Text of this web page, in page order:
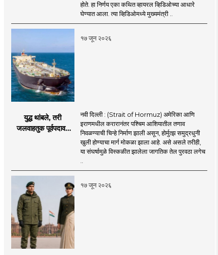
खळबळ
होते. हा निर्णय एका कथित व्हायरल व्हिडिओच्या आधारे
घेण्यात आला. त्या व्हिडिओमध्ये मुख्यमंत्री ..
१७ जून २०२६
युद्ध थांबले, तरी
जलवाहतुक पूर्वपदावर
चिंता.
नवी दिल्ली : (Strait of Hormuz) अमेरिका आणि
इराणमधील करारानंतर पश्चिम आशियातील तणाव
निवळण्याची चिन्हे निर्माण झाली असून, होर्मुत्झ समुद्रधुनी
खुली होण्याचा मार्ग मोकळा झाला आहे. असे असले तरीही,
या संघर्षामुळे विस्कळीत झालेला जागतिक तेल पुरवठा लगेच
..
१७ जून २०२६